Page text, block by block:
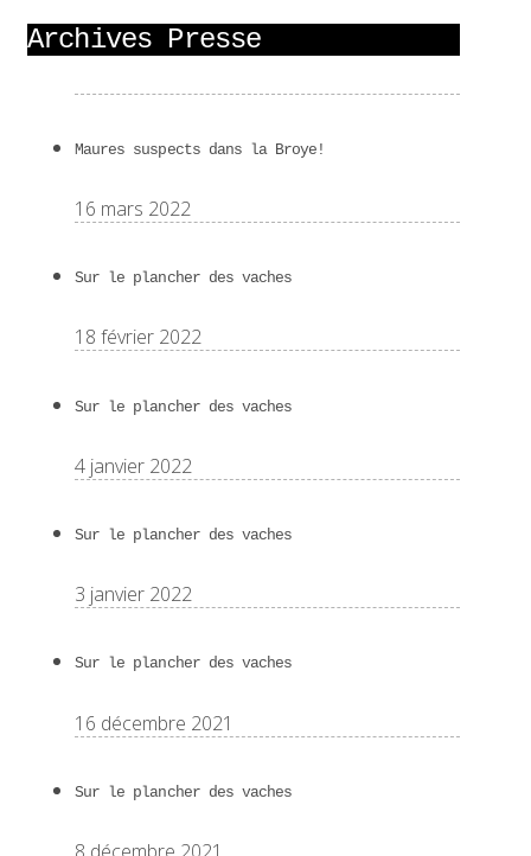
Archives Presse
Maures suspects dans la Broye!
16 mars 2022
Sur le plancher des vaches
18 février 2022
Sur le plancher des vaches
4 janvier 2022
Sur le plancher des vaches
3 janvier 2022
Sur le plancher des vaches
16 décembre 2021
Sur le plancher des vaches